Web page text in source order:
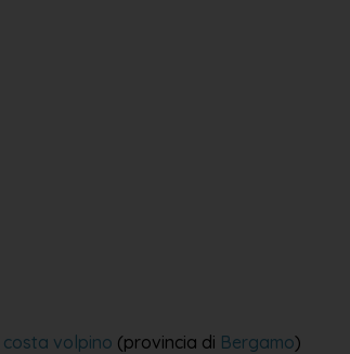
costa volpino (provincia di Bergamo)